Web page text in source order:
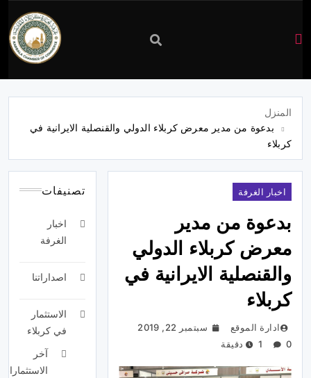
غرفة
كربلاء
المنزل
بدعوة من مدير معرض كربلاء الدولي والقنصلية الايرانية في
كربلاء
اخبار الغرفة
بدعوة من مدير
معرض كربلاء الدولي
والقنصلية الايرانية في
كربلاء
ادارة الموقع
سبتمبر 22, 2019
0
1 دقيقة
تصنيفات
اخبار
الغرفة
اصداراتنا
الاستثمار
في كربلاء
آخر
الاستثمارات